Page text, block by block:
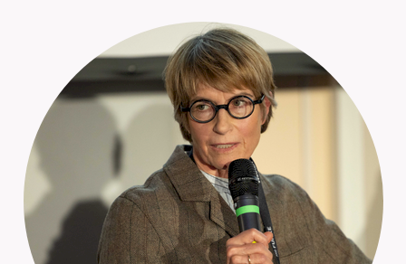
Website nutzen.
Google Analytics
_ga, _gid, _gat
Anbieter:
Google LLC
Zweck: